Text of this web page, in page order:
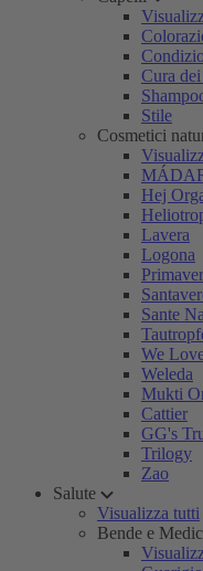
Cura
Stile
Cosmetici
Hej
Lavera
Logona
Sante
We
Weleda
Mukti
Cattier
GG's
Trilogy
Zao
Salute
Visualizza tutti
Bende e